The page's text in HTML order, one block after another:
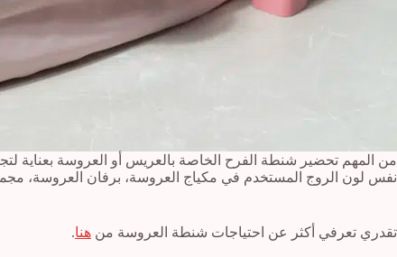
من المهم تحضير شنطة الفرح الخاصة بالعريس أو العروسة بعناية
نفس لون الروج المستخدم في مكياج العروسة، برفان العروسة،
تقدري تعرفي أكثر عن احتياجات شنطة العروسة من هنا.